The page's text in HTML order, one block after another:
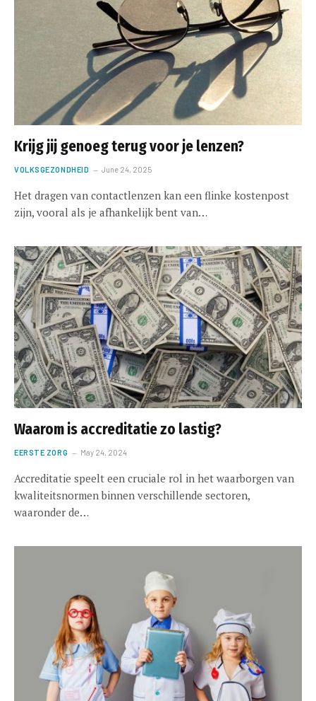
Krijg jij genoeg terug voor je lenzen?
VOLKSGEZONDHEID June 24, 2025
Het dragen van contactlenzen kan een flinke kostenpost
zijn, vooral als je afhankelijk bent van…
Waarom is accreditatie zo lastig?
EERSTE ZORG May 24, 2024
Accreditatie speelt een cruciale rol in het waarborgen van
kwaliteitsnormen binnen verschillende sectoren,
waaronder de…